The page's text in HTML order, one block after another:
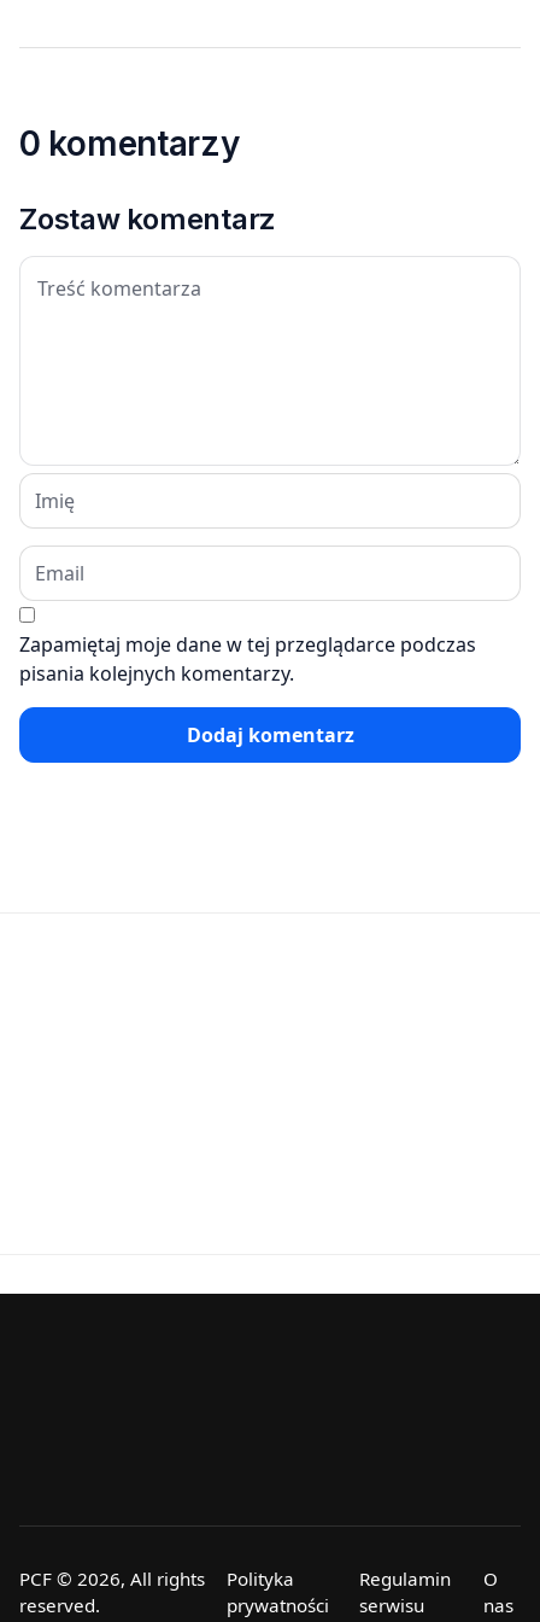
0 komentarzy
Zostaw komentarz
Zapamiętaj moje dane w tej przeglądarce podczas
pisania kolejnych komentarzy.
Dodaj komentarz
PCF © 2026, All rights
reserved.
Polityka
prywatności
Regulamin
serwisu
O
nas